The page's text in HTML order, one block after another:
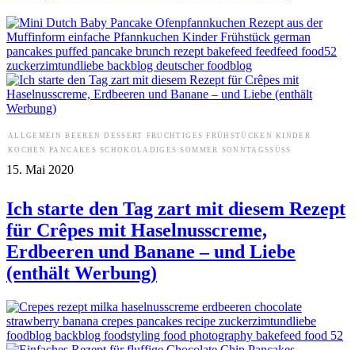
ALLGEMEIN BEEREN DESSERT FRUCHTIGES FRÜHSTÜCKEN
KINDER
KOCHEN
PANCAKES SCHOKOLADIGES SOMMER SONNTAGSSÜSS
15. Mai 2020
Ich starte den Tag zart mit diesem Rezept
für Crêpes mit Haselnusscreme,
Erdbeeren und Banane – und Liebe
(enthält Werbung)